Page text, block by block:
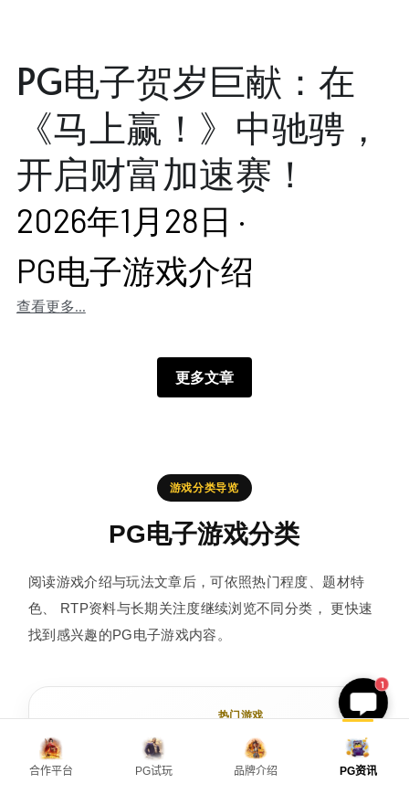
PG电子贺岁巨献：在
《马上赢！》中驰骋，
开启财富加速赛！
2026年1月28日 ·
PG电子游戏介绍
查看更多...
更多文章
游戏分类导览
PG电子游戏分类
阅读游戏介绍与玩法文章后，可依照热门程度、题材特
色、 RTP资料与长期关注度继续浏览不同分类， 更快速
找到感兴趣的PG电子游戏内容。
热门游戏
PG电子热门游戏
收录麻将胡了、赏金女王、赏金船长等较受关
主頁 立即爆分 申请优惠 游戏试玩
1
合作平台 PG试玩 品牌介绍 PG资讯